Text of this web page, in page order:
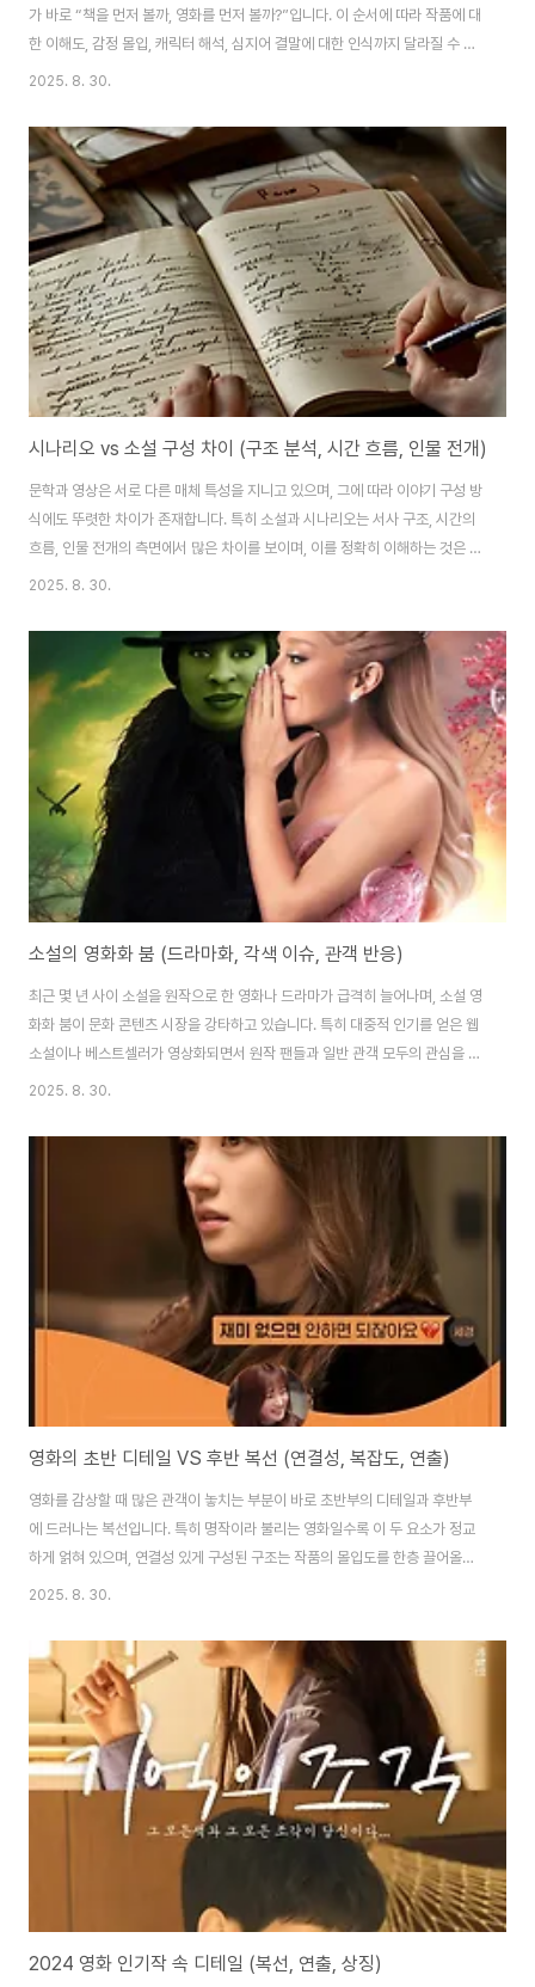
가 바로 “책을 먼저 볼까, 영화를 먼저 볼까?”입니다. 이 순서에 따라 작품에 대
한 이해도, 감정 몰입, 캐릭터 해석, 심지어 결말에 대한 인식까지 달라질 수 있
습니다. 책과 영화는 각각 다른 방식으로 이야기를 전달하기 때문에, 어떤 순서
읽을 경우와 영화를 먼저 볼 경우의 차이를 세 가지 측면에서 비교해보며, 콘텐
츠를 즐기는 가장 효과적인 방법에 대해 함께 고민해보겠습니다.이해도의 차
이: 전체 세계관을 얼마나 깊이 이해할 수 있나책을 먼저 읽는 가장 큰 장점은
작품의 전체적인 맥락과 세계관을 더 깊이 있게 파악할 수 있다는 점입니다. 특
히 소설은 인물..
2025. 8. 30.
시나리오 vs 소설 구성 차이 (구조 분석, 시간 흐름, 인물 전개)
문학과 영상은 서로 다른 매체 특성을 지니고 있으며, 그에 따라 이야기 구성 방
식에도 뚜렷한 차이가 존재합니다. 특히 소설과 시나리오는 서사 구조, 시간의
흐름, 인물 전개의 측면에서 많은 차이를 보이며, 이를 정확히 이해하는 것은 콘
텐츠 창작자에게 매우 중요합니다. 이번 글에서는 소설과 시나리오의 구조적
분석해보겠습니다. 문학과 영상의 경계에서 효과적인 각색을 고민하는 분들에
게 유익한 정보가 될 것입니다.구조 분석: 이야기의 뼈대를 세우는 방식소설과
시나리오의 가장 큰 차이는 '구조'에서 드러납니다. 소설은 일반적으로 자유로
운 서사 전개가 가능하며, 내면 묘사나 복잡한 배경 설명을 통해 독자의 상상력
을 자극합니다. 반면 시나리오..
2025. 8. 30.
소설의 영화화 붐 (드라마화, 각색 이슈, 관객 반응)
최근 몇 년 사이 소설을 원작으로 한 영화나 드라마가 급격히 늘어나며, 소설 영
화화 붐이 문화 콘텐츠 시장을 강타하고 있습니다. 특히 대중적 인기를 얻은 웹
소설이나 베스트셀러가 영상화되면서 원작 팬들과 일반 관객 모두의 관심을 끌
고 있죠. 그러나 이러한 각색 과정에서는 다양한 문제가 발생하기도 하며, 원작
다. 이번 글에서는 소설의 드라마화와 영화화가 증가하는 배경, 각색 과정에서
생기는 이슈들, 그리고 관객들이 실제로 어떻게 반응하고 있는지에 대해 심층
적으로 살펴보겠습니다.드라마화 열풍과 콘텐츠 시장의 변화최근 콘텐츠 플랫
폼의 다양화와 OTT 서비스의 성장으로 인해 드라마화에 대한 수요가 폭발적
으로 증가했습니다. 특히 소설을 기반으..
2025. 8. 30.
영화의 초반 디테일 VS 후반 복선 (연결성, 복잡도, 연출)
영화를 감상할 때 많은 관객이 놓치는 부분이 바로 초반부의 디테일과 후반부
에 드러나는 복선입니다. 특히 명작이라 불리는 영화일수록 이 두 요소가 정교
하게 얽혀 있으며, 연결성 있게 구성된 구조는 작품의 몰입도를 한층 끌어올립
니다. 이번 글에서는 초반에 깔아둔 디테일과 후반에 회수되는 복선의 차이점
층적으로 분석해보겠습니다.연결성: 초반 디테일의 씨앗초반 디테일은 단순한
장면이나 대사처럼 보이지만, 훗날 서사의 핵심적인 열쇠로 작용하는 경우가
많습니다. 영화에서 초반에 제시되는 작은 단서는 관객에게 아무 의미 없어 보
일 수 있지만, 감독은 이를 통해 이야기 전체의 구조를 조립하고자 합니다. 이는
영화의 ‘연결성’을 구성하는 핵심 기제..
2025. 8. 30.
2024 영화 인기작 속 디테일 (복선, 연출, 상징)